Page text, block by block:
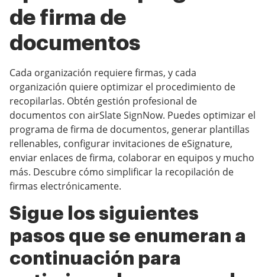
de firma de
documentos
Cada organización requiere firmas, y cada
organización quiere optimizar el procedimiento de
recopilarlas. Obtén gestión profesional de
documentos con airSlate SignNow. Puedes optimizar el
programa de firma de documentos, generar plantillas
rellenables, configurar invitaciones de eSignature,
enviar enlaces de firma, colaborar en equipos y mucho
más. Descubre cómo simplificar la recopilación de
firmas electrónicamente.
Sigue los siguientes
pasos que se enumeran a
continuación para